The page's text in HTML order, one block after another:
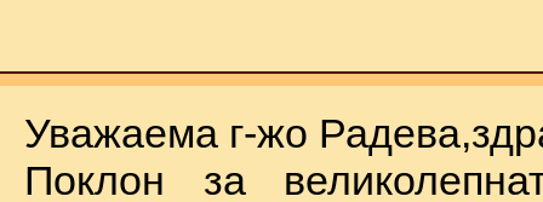
Уважаема г-жо
Поклон за